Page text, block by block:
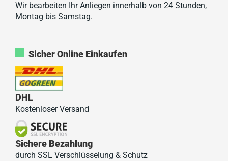
Wir bearbeiten Ihr Anliegen innerhalb von 24 Stunden,
Montag bis Samstag.
Sicher Online Einkaufen
DHL
Kostenloser Versand
Sichere Bezahlung
durch SSL Verschlüsselung & Schutz